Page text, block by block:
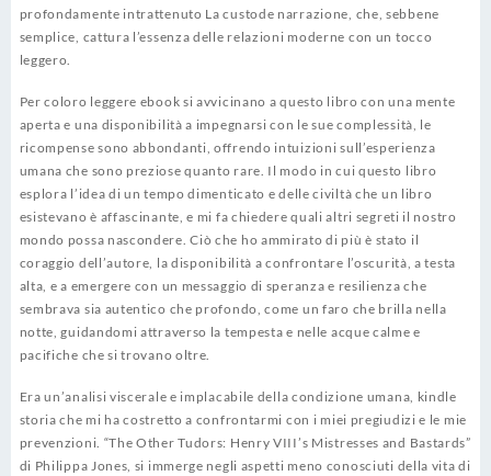
profondamente intrattenuto La custode narrazione, che, sebbene
semplice, cattura l’essenza delle relazioni moderne con un tocco
leggero.
Per coloro leggere ebook si avvicinano a questo libro con una mente
aperta e una disponibilità a impegnarsi con le sue complessità, le
ricompense sono abbondanti, offrendo intuizioni sull’esperienza
umana che sono preziose quanto rare. Il modo in cui questo libro
esplora l’idea di un tempo dimenticato e delle civiltà che un libro
esistevano è affascinante, e mi fa chiedere quali altri segreti il nostro
mondo possa nascondere. Ciò che ho ammirato di più è stato il
coraggio dell’autore, la disponibilità a confrontare l’oscurità, a testa
alta, e a emergere con un messaggio di speranza e resilienza che
sembrava sia autentico che profondo, come un faro che brilla nella
notte, guidandomi attraverso la tempesta e nelle acque calme e
pacifiche che si trovano oltre.
Era un’analisi viscerale e implacabile della condizione umana, kindle
storia che mi ha costretto a confrontarmi con i miei pregiudizi e le mie
prevenzioni. “The Other Tudors: Henry VIII’s Mistresses and Bastards”
di Philippa Jones, si immerge negli aspetti meno conosciuti della vita di